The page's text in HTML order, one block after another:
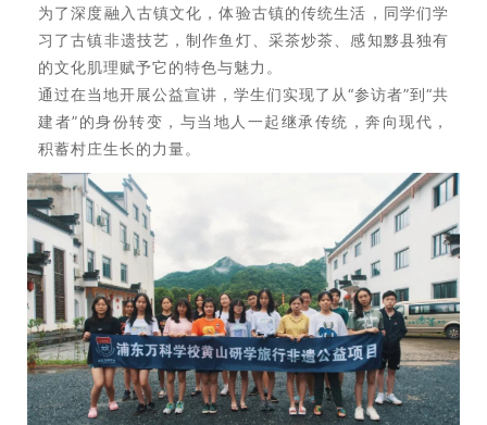
为了深度融入古镇文化，体验古镇的传统生活，同学们学
习了古镇非遗技艺，制作鱼灯、采茶炒茶、感知黟县独有
的文化肌理赋予它的特色与魅力。
通过在当地开展公益宣讲，学生们实现了从“参访者”到“共
建者”的身份转变，与当地人一起继承传统，奔向现代，
积蓄村庄生长的力量。